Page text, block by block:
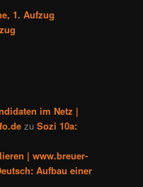
1. Aufzug
im Netz |
zuSozi 10a:
| www.breuer-
Aufbau einer